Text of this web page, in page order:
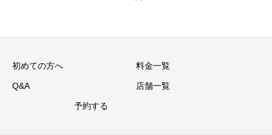
初めての方へ 料金一覧
Q&A 店舗一覧
予約する